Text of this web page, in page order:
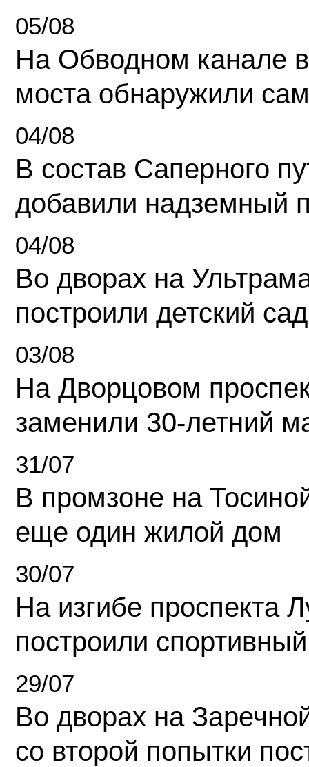
05/08
На Обводном канале
моста обнаружили
04/08
В состав Саперного
добавили надземный
04/08
Во дворах на
построили детский сад
03/08
На Дворцовом
заменили 30-летний
31/07
В промзоне на
еще один жилой дом
30/07
На изгибе проспекта
построили
29/07
Во дворах на
со второй попытки